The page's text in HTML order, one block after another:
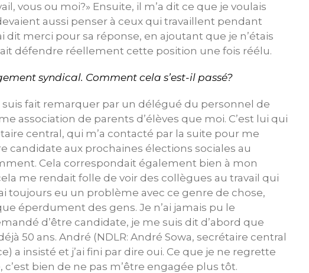
vous ou moi?» Ensuite, il m’a dit ce que je voulais
aussi penser à ceux qui travaillent pendant
dit merci pour sa réponse, en ajoutant que je n’étais
défendre réellement cette position une fois réélu.
syndical. Comment cela s’est-il passé?
suis fait remarquer par un délégué du personnel de
association de parents d’élèves que moi. C’est lui qui
central, qui m’a contacté par la suite pour me
candidate aux prochaines élections sociales au
Cela correspondait également bien à mon
me rendait folle de voir des collègues au travail qui
toujours eu un problème avec ce genre de chose,
éperdument des gens. Je n’ai jamais pu le
d’être candidate, je me suis dit d’abord que
50 ans. André (NDLR: André Sowa, secrétaire central
a insisté et j’ai fini par dire oui. Ce que je ne regrette
bien de ne pas m’être engagée plus tôt.